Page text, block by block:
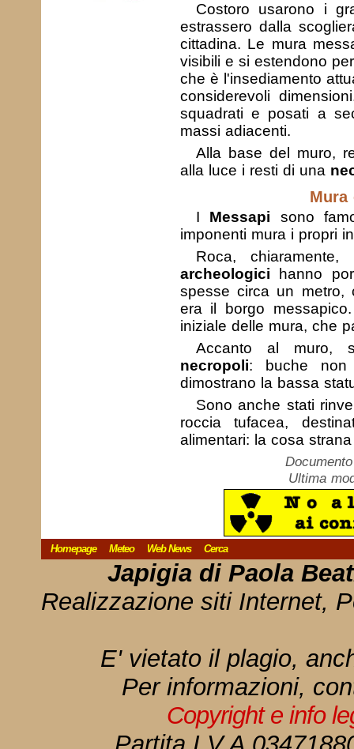
Costoro usarono i
estrassero dalla
cittadina. Le mura
visibili e si estendono
che è l'insediamento
considerevoli
squadrati e posati a
massi adiacenti.
Alla base del muro,
alla luce i resti di una
Mura
I Messapi sono
imponenti mura i propri
Roca,
archeologici hanno
spesse circa un metro,
era il borgo
iniziale delle mura, che
Accanto al muro,
necropoli: buche
dimostrano la bassa
Sono anche stati
roccia tufacea,
alimentari: la cosa
Ultima
Homepage Meteo Web News Cerca
Japigia di Paola
Realizzazione siti Internet,
E' vietato il plagio,
Per informazioni,
Copyright e info